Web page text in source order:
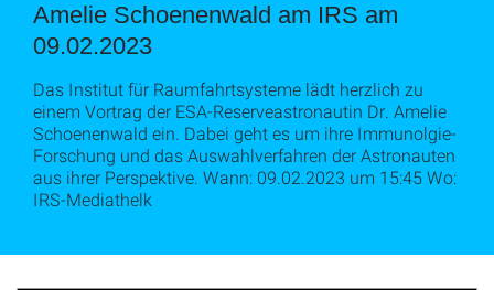
Amelie Schoenenwald am IRS am
09.02.2023
Das Institut für Raumfahrtsysteme lädt herzlich zu
einem Vortrag der ESA-Reserveastronautin Dr. Amelie
Schoenenwald ein. Dabei geht es um ihre Immunolgie-
Forschung und das Auswahlverfahren der Astronauten
aus ihrer Perspektive. Wann: 09.02.2023 um 15:45 Wo:
IRS-Mediathelk